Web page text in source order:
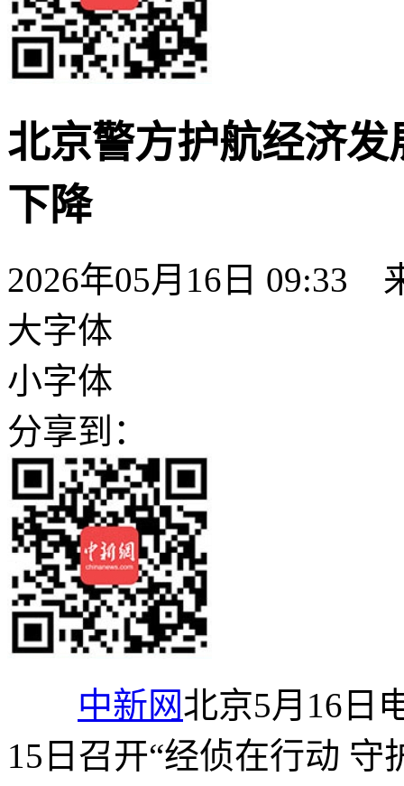
北京警方护航经济
下降
2026年05月16日 09:33
大字体
小字体
分享到：
中新网北京5月16日
15日召开“经侦在行动